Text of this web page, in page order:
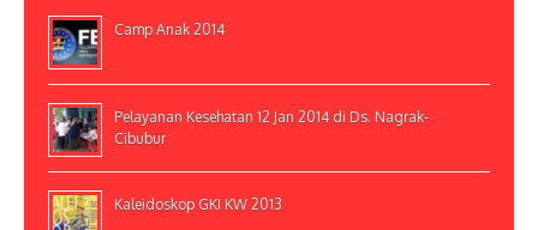
Camp Anak 2014
Pelayanan Kesehatan 12 Jan 2014 di Ds. Nagrak-
Cibubur
Kaleidoskop GKI KW 2013